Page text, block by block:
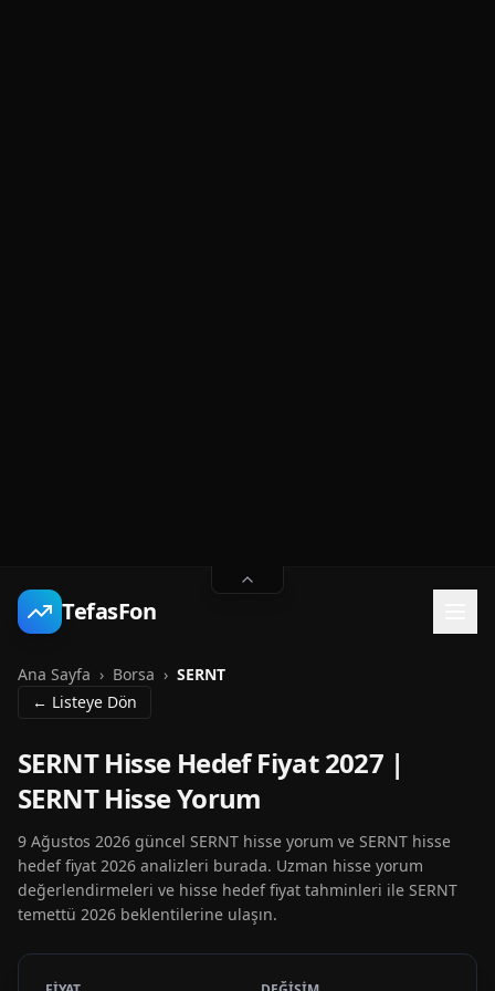
TefasFon
Ana Sayfa › Borsa › SERNT
← Listeye Dön
SERNT Hisse Hedef Fiyat 2027 |
SERNT Hisse Yorum
9 Ağustos 2026 güncel SERNT hisse yorum ve SERNT hisse
hedef fiyat 2026 analizleri burada. Uzman hisse yorum
değerlendirmeleri ve hisse hedef fiyat tahminleri ile SERNT
temettü 2026 beklentilerine ulaşın.